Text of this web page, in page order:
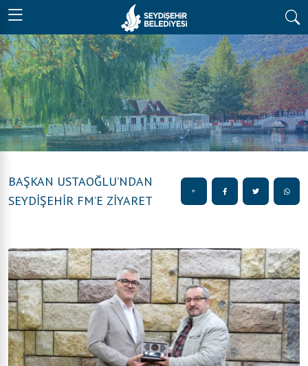
BAŞKAN USTAOĞLU’NDAN
SEYDİŞEHİR FM’E ZİYARET